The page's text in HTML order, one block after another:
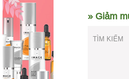
» Giảm
TÌM KIẾM